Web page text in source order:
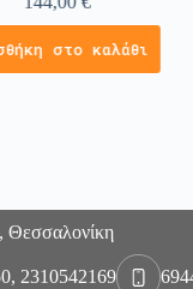
στο καλάθι
Θεσσαλονίκη
2310542169